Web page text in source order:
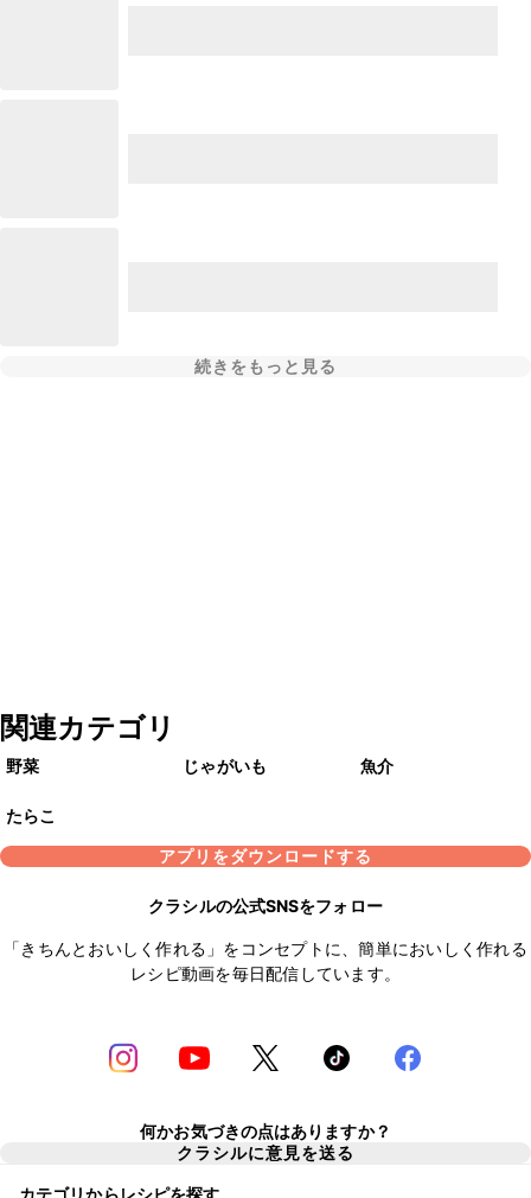
続きをもっと見る
関連カテゴリ
野菜 じゃがいも 魚介
たらこ
アプリをダウンロードする
クラシルの公式SNSをフォロー
「きちんとおいしく作れる」をコンセプトに、簡単においしく作れる
レシピ動画を毎日配信しています。
何かお気づきの点はありますか？
クラシルに意見を送る
カテゴリからレシピを探す